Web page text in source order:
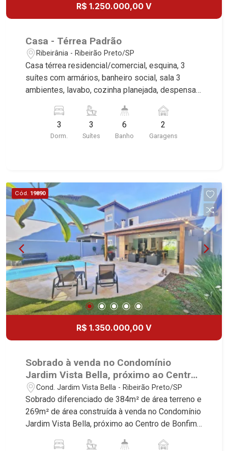
R$ 1.250.000,00 V
Casa - Térrea Padrão
Ribeirânia - Ribeirão Preto/SP
Casa térrea residencial/comercial, esquina, 3
suítes com armários, banheiro social, sala 3
ambientes, lavabo, cozinha planejada, despensa,
lazer com piscina, jardim, quintal, portão
eletrônico, cerca elétrica, 2 vagas cobertas,
excelente localização, próximo ao Novo
3
Dorm.
3
Suítes
6
Banho
2
Garagens
Cód. 19890
R$ 1.350.000,00 V
Sobrado à venda no Condomínio
Jardim Vista Bella, próximo ao Centro
de Bonfim Paulista - Ribeirão Preto/SP.
Cond. Jardim Vista Bella - Ribeirão Preto/SP
Sobrado diferenciado de 384m² de área terreno e
269m² de área construída à venda no Condomínio
Jardim Vista Bella, próximo ao Centro de Bonfim
características deste imóvel que a Martinelli